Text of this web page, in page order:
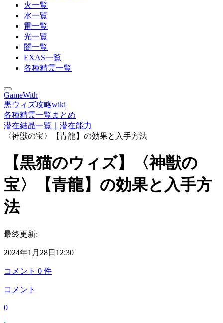
火一覧
水一覧
雷一覧
光一覧
闇一覧
EXAS一覧
各種精霊一覧
GameWith
黒ウィズ攻略wiki
各種精霊一覧まとめ
潜在結晶一覧｜潜在能力
〈神獣の宝〉【青龍】の効果と入手方法
【黒猫のウィズ】〈神獣の
宝〉【青龍】の効果と入手方
法
最終更新:
2024年1月28日12:30
コメント 0 件
コメント
0